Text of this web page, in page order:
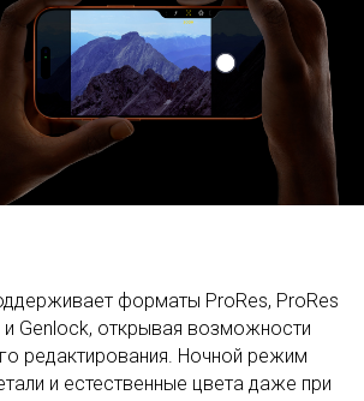
форматы ProRes, ProRes
и Genlock, открывая возможности
редактирования. Ночной режим
и естественные цвета даже при